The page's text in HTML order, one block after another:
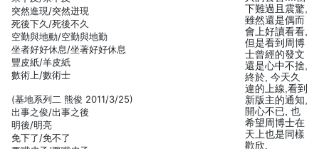
突然進現/突然迸現
死後下久/死後不久
空勤與地動/空勤與地勤
坐者好好休息/坐著好好休息
豐皮紙/羊皮紙
數術上/數術士
(基地系列二 熊俊 2011/3/25)
出事之俊/出事之後
明後/明亮
免下了/免不了
下難過且震驚,
雖然還是偶而
會上好讀看看,
但是看到周博
士曾經的發文
還是心中不捨,
終於, 今天久
違的上線,看到
新版主的通知,
開心不已, 也
希望周博士在
天上也是同樣
歡欣.